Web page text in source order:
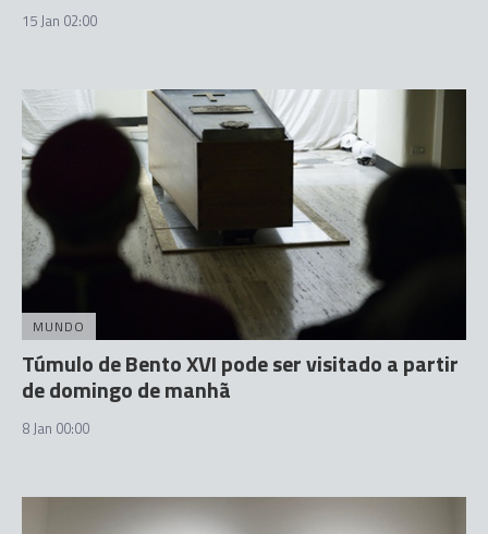
15 Jan 02:00
MUNDO
Túmulo de Bento XVI pode ser visitado a partir
de domingo de manhã
8 Jan 00:00